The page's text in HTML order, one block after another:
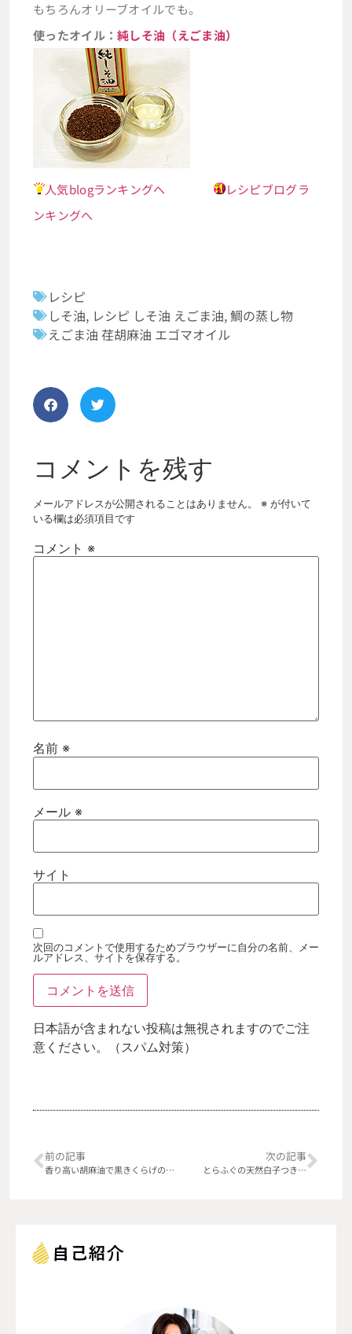
もちろんオリーブオイルでも。
使ったオイル：純しそ油（えごま油）
人気blogランキングへ
レシピブログラ
ンキングへ
レシピ
しそ油, レシピ しそ油 えごま油,鯛の蒸し物
えごま油 荏胡麻油 エゴマオイル
コメントを残す
メールアドレスが公開されることはありません。 ※ が付いて
いる欄は必須項目です
コメント ※
名前 ※
メール ※
サイト
次回のコメントで使用するためブラウザーに自分の名前、メー
ルアドレス、サイトを保存する。
日本語が含まれない投稿は無視されますのでご注
意ください。（スパム対策）
前の記事
香り高い胡麻油で黒きくらげの辛酸煮
次の記事
とらふぐの天然白子つき…